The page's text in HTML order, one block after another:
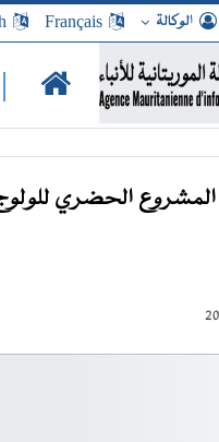
الوكالة Français
الحضري